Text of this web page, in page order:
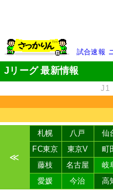
試合速報
Jリーグ 最新情報
J1
≪
札幌 八戸 仙
FC東京
東京V 町
藤枝
名古屋 岐
愛媛
今治 高